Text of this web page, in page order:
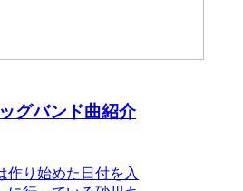
グバンド曲紹介
作り始めた日付を入